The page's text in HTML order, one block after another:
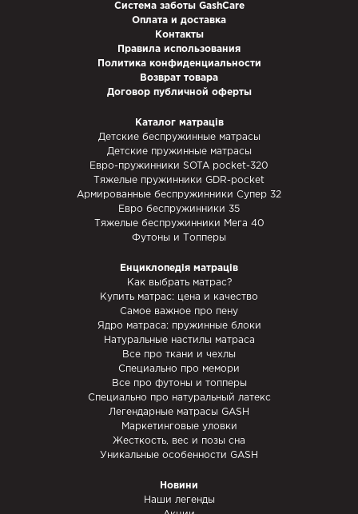
Система заботы GashCare
Оплата и доставка
Контакты
Правила использования
Политика конфиденциальности
Возврат товара
Договор публичной оферты
Каталог матраців
Детские беспружинные матрасы
Детские пружинные матрасы
Евро-пружинники SOTA pocket-320
Тяжелые пружинники GDR-pocket
Армированные беспружинники Супер 32
Евро беспружинники 35
Тяжелые беспружинники Мега 40
Футоны и Топперы
Енциклопедія матраців
Как выбрать матрас?
Купить матрас: цена и качество
Самое важное про пену
Ядро матраса: пружинные блоки
Натуральные настилы матраса
Все про ткани и чехлы
Специально про мемори
Все про футоны и топперы
Специально про натуральный латекс
Легендарные матрасы GASH
Маркетинговые уловки
Жесткость, вес и позы сна
Уникальные особенности GASH
Новини
Наши легенды